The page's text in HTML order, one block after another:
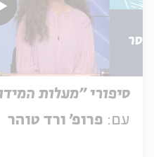
סיפורי "מעלות
עם: פרופ' ורד טוהר